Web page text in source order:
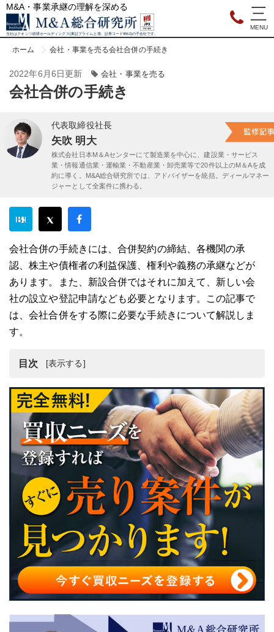
M&A・事業承継の理解を深める
当社はクオンツ総研ホールディングス(東証プライム上場、証券コード9552)の子会社です。
ホーム 会社・事業を売る会社合併の手続き
2022年6月6日更新 会社・事業を売る
会社合併の手続き
代表取締役社長
矢吹 明大
株式会社日本M＆Aセンターにて製造業を中心に、建設業・サービス
業・情報通信業・運輸業・不動産業・卸売業等で20件以上のM＆Aを成
約に導く。M&A総合研究所では、アドバイザーを統括。ディールマネー
ジャーとして全案件に携わる。
会社合併の手続きには、合併契約の締結、各機関の承
認、株主や債権者の利益保護、権利や義務の承継などが
あります。また、新設合併ではそれに加えて、新しい会
社の設立や登記申請なども必要となります。この記事で
は、会社合併をする際に必要な手続きについて解説しま
す。
目次
会社を合併するとは
会社合併は吸収合併を利用する事例が多い
吸収合併の手続き
新設合併の手続き
合併に要するその他手続き
まとめ